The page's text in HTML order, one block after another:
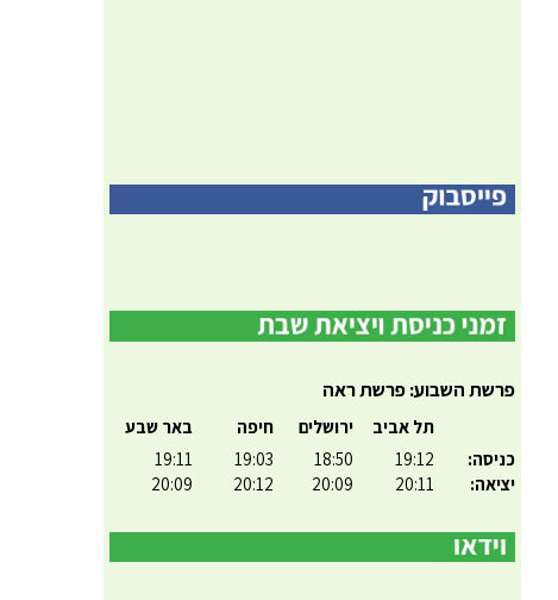
פרשת השבוע: פרשת ראה
כניסה:
יציאה:
תל אביב
19:12
20:11
ירושלים
18:50
20:09
חיפה
19:03
20:12
באר שבע
19:11
20:09